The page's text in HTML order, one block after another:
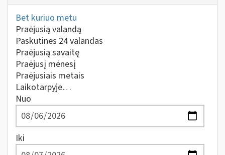
Bet kuriuo metu
Praėjusią valandą
Paskutines 24 valandas
Praėjusią savaitę
Praėjusį mėnesį
Praėjusiais metais
Laikotarpyje…
Nuo
Iki